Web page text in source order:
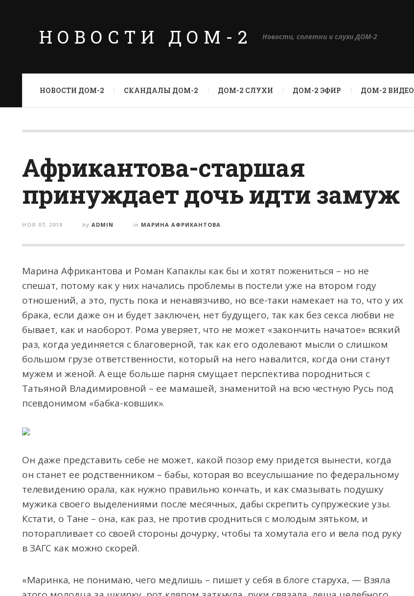
НОВОСТИ ДОМ-2 Новости, сплетни и слухи ДОМ-2
НОВОСТИ ДОМ-2 СКАНДАЛЫ ДОМ-2 ДОМ-2 СЛУХИ ДОМ-2 ЭФИР ДОМ-2 ВИДЕО
Африкантова-старшая
принуждает дочь идти замуж
НОЯ 07, 2018 by ADMIN in МАРИНА АФРИКАНТОВА
Марина Африкантова и Роман Капаклы как бы и хотят пожениться – но не
спешат, потому как у них начались проблемы в постели уже на втором году
отношений, а это, пусть пока и ненавязчиво, но все-таки намекает на то, что у их
брака, если даже он и будет заключен, нет будущего, так как без секса любви не
бывает, как и наоборот. Рома уверяет, что не может «закончить начатое» всякий
раз, когда уединяется с благоверной, так как его одолевают мысли о слишком
большом грузе ответственности, который на него навалится, когда они станут
мужем и женой. А еще больше парня смущает перспектива породниться с
Татьяной Владимировной – ее мамашей, знаменитой на всю честную Русь под
псевдонимом «бабка-ковшик».
Он даже представить себе не может, какой позор ему придется вынести, когда
он станет ее родственником – бабы, которая во всеуслышание по федеральному
телевидению орала, как нужно правильно кончать, и как смазывать подушку
мужика своего выделениями после месячных, дабы скрепить супружеские узы.
Кстати, о Тане – она, как раз, не против сродниться с молодым зятьком, и
поторапливает со своей стороны дочурку, чтобы та хомутала его и вела под руку
в ЗАГС как можно скорей.
«Маринка, не понимаю, чего медлишь – пишет у себя в блоге старуха, — Взяла